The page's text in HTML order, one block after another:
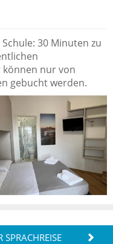
30 Minuten zu
nur von
gebucht werden.